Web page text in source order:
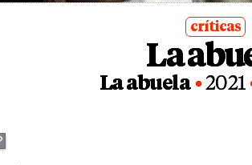
posted
in
críticas
La
La abuela 2021
C